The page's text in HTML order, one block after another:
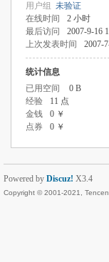
用户组 未验证
在线时间
2 小时
最后访问
2007-9-16
上次发表时间
2007-
统计信息
已用空间
0 B
经验
11 点
金钱
0 ￥
点券
0 ￥
Powered by Discuz! X3.4
Copyright © 2001-2021,